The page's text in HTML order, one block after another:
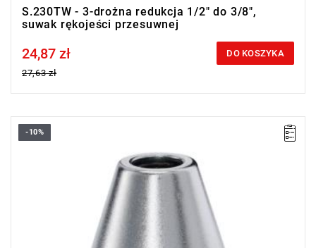
S.230TW - 3-drożna redukcja 1/2" do 3/8",
suwak rękojeści przesuwnej
Price tax included
24,87 zł
27,63 zł
DO KOSZYKA
-10%